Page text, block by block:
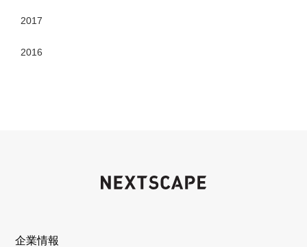
2017
2016
企業情報